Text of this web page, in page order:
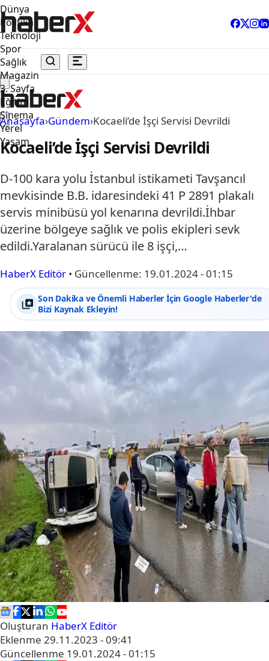
Dünya
Politika
Teknoloji
Spor
Sağlık
Magazin
3. Sayfa
Eğitim
Sinema
Yerel
Yaşam
Anasayfa›Gündem›Kocaeli’de İşçi Servisi Devrildi
Kocaeli’de İşçi Servisi Devrildi
D-100 kara yolu İstanbul istikameti Tavşancıl
mevkisinde B.B. idaresindeki 41 P 2891 plakalı
servis minibüsü yol kenarına devrildi.İhbar
üzerine bölgeye sağlık ve polis ekipleri sevk
edildi.Yaralanan sürücü ile 8 işçi,…
HaberX Editör • Güncellenme: 19.01.2024 - 01:15
Son Dakika ve Önemli Haberler İçin Google Haberler'de
Bizi Kaynak Ekleyin!
Oluşturan HaberX Editör
Eklenme 29.11.2023 - 09:41
Güncellenme 19.01.2024 - 01:15